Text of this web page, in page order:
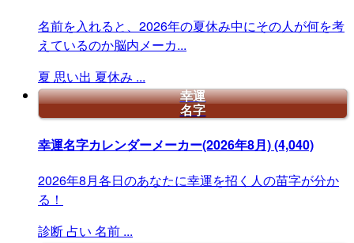
名前を入れると、2026年の夏休み中にその人が何を考
えているのか脳内メーカ...
夏 思い出 夏休み ...
幸運
名字
幸運名字カレンダーメーカー(2026年8月)(4,040)
2026年8月各日のあなたに幸運を招く人の苗字が分か
る！
診断 占い 名前 ...